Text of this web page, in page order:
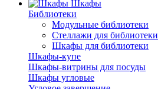
Шкафы
Библиотеки
Модульные библиотеки
Стеллажи для библиотеки
Шкафы для библиотеки
Шкафы-купе
Шкафы-витрины для посуды
Шкафы угловые